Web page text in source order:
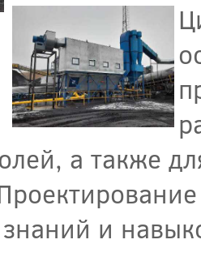
а также
и